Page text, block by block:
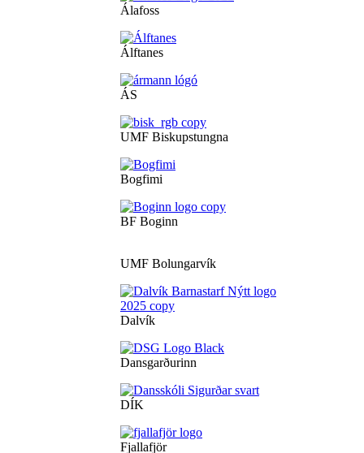
Álafoss
Álftanes
ÁS
UMF Biskupstungna
Bogfimi
BF Boginn
UMF Bolungarvík
Dalvík
Dansgarðurinn
DÍK
Fjallafjör